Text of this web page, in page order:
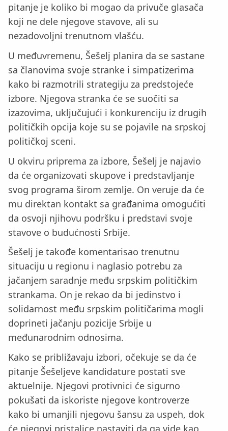
pitanje je koliko bi mogao da privuče glasača
koji ne dele njegove stavove, ali su
nezadovoljni trenutnom vlašću.
U međuvremenu, Šešelj planira da se sastane
sa članovima svoje stranke i simpatizerima
kako bi razmotrili strategiju za predstojeće
izbore. Njegova stranka će se suočiti sa
izazovima, uključujući i konkurenciju iz drugih
političkih opcija koje su se pojavile na srpskoj
političkoj sceni.
U okviru priprema za izbore, Šešelj je najavio
da će organizovati skupove i predstavljanje
svog programa širom zemlje. On veruje da će
mu direktan kontakt sa građanima omogućiti
da osvoji njihovu podršku i predstavi svoje
stavove o budućnosti Srbije.
Šešelj je takođe komentarisao trenutnu
situaciju u regionu i naglasio potrebu za
jačanjem saradnje među srpskim političkim
strankama. On je rekao da bi jedinstvo i
solidarnost među srpskim političarima mogli
doprineti jačanju pozicije Srbije u
međunarodnim odnosima.
Kako se približavaju izbori, očekuje se da će
pitanje Šešeljeve kandidature postati sve
aktuelnije. Njegovi protivnici će sigurno
pokušati da iskoriste njegove kontroverze
kako bi umanjili njegovu šansu za uspeh, dok
će njegovi pristalice nastaviti da ga vide kao